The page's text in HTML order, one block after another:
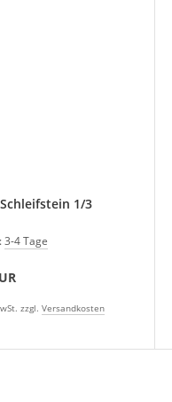
1/3
3-4 Tage
zzgl. Versandkosten